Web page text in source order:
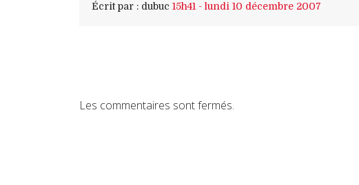
Écrit par : dubuc 15h41- lundi 10 décembre 2007
Les commentaires sont fermés.